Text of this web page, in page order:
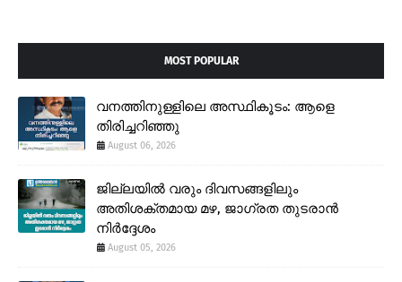
MOST POPULAR
വനത്തിനുള്ളിലെ അസ്ഥികൂടം: ആളെ
തിരിച്ചറിഞ്ഞു
August 06, 2026
ജില്ലയിൽ വരും ദിവസങ്ങളിലും
അതിശക്തമായ മഴ, ജാഗ്രത തുടരാൻ
നിർദ്ദേശം
August 05, 2026